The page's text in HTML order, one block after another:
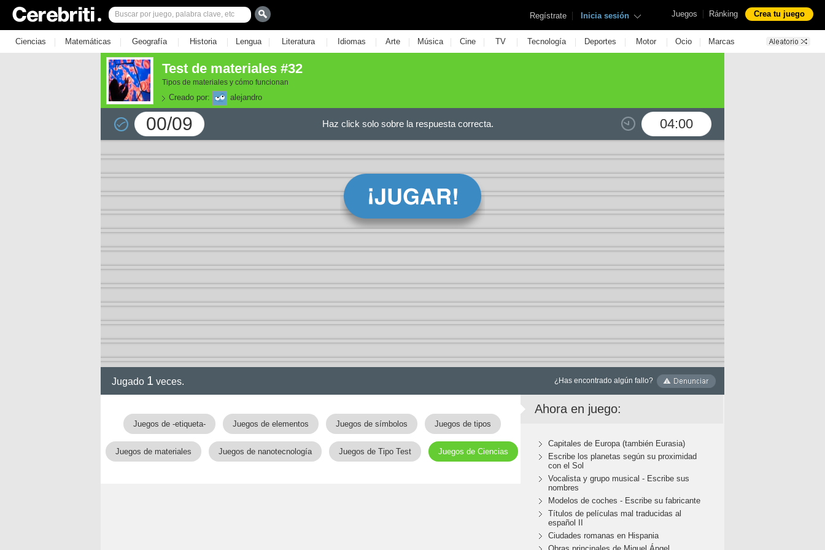
Juegos | Ránking Crea tu juego
Regístrate | Inicia sesión
Ciencias | Matemáticas | Geografía | Historia | Lengua | Literatura | Idiomas | Arte | Música | Cine | TV | Tecnología | Deportes | Motor | Ocio | Marcas
Test de materiales #32
Tipos de materiales y cómo funcionan
Creado por: alejandro
00/09 04:00
Haz click solo sobre la respuesta correcta.
Jugado 1 veces. ¿Has encontrado algún fallo?
Juegos de -etiqueta- Juegos de elementos Juegos de símbolos Juegos de tipos
Juegos de materiales Juegos de nanotecnología Juegos de Tipo Test Juegos de Ciencias
Ahora en juego:
Capitales de Europa (también Eurasia)
Escribe los planetas según su proximidad
con el Sol
Vocalista y grupo musical - Escribe sus
nombres
Modelos de coches - Escribe su fabricante
Títulos de películas mal traducidas al
español II
Ciudades romanas en Hispania